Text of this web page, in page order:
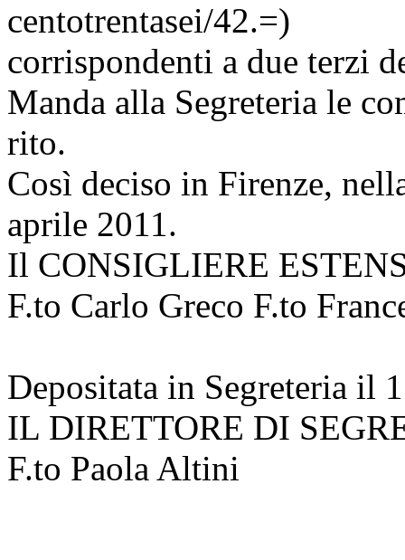
centotrentasei/42.=)
corrispondenti a due terzi
Manda alla Segreteria le
rito.
Così deciso in Firenze,
aprile 2011.
Il CONSIGLIERE
F.to Carlo Greco F.to
Depositata in Segreteria il
IL DIRETTORE DI
F.to Paola Altini